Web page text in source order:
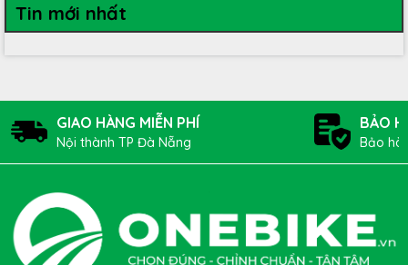
Tin mới nhất
GIAO HÀNG MIỄN PHÍ
Nội thành TP Đà Nẵng
BẢO
Bảo